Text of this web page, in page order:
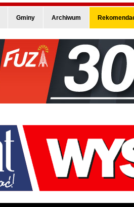
Gminy Archiwum